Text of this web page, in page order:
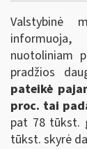
Valstybinė
nuotoliniam
pradžios
pateikė
proc. tai
pat 78 tūkst.
tūkst. skyrė